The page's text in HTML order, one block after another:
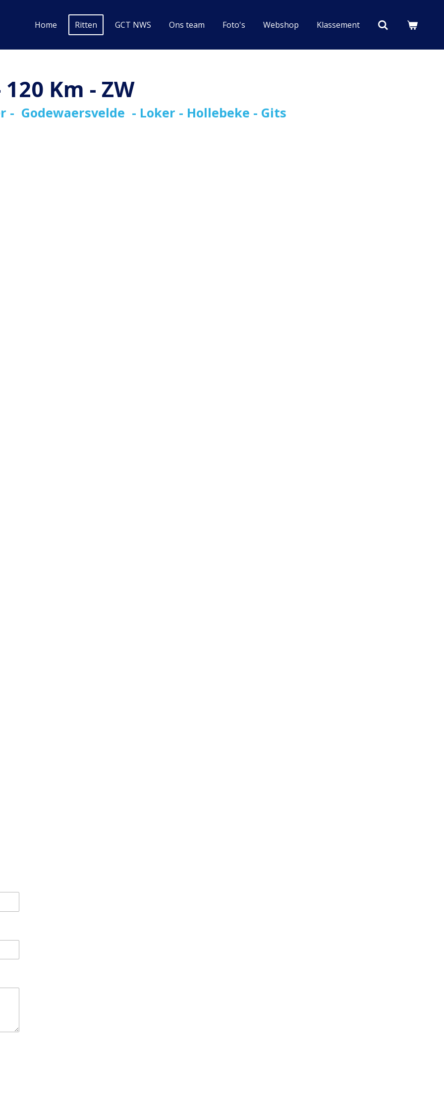
Home Ritten GCT NWS Ons team Foto's Webshop Klassement
Km - ZW
- Godewaersvelde - Loker - Hollebeke - Gits